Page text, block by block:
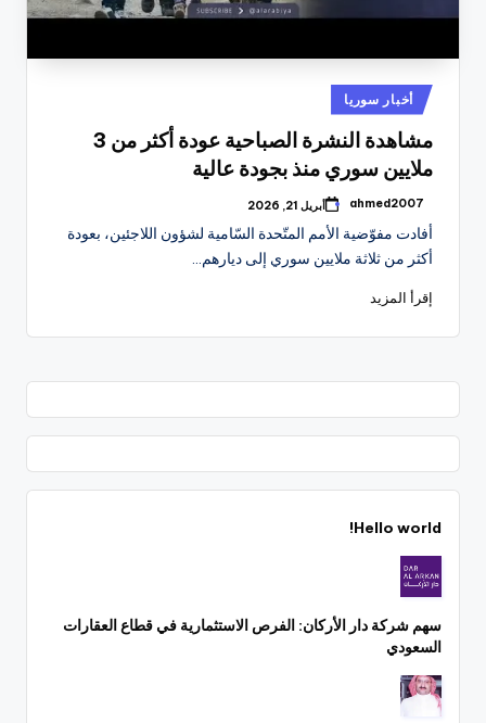
نُشر
في
أخبار سوريا
مشاهدة النشرة الصباحية عودة أكثر من 3
ملايين سوري منذ بجودة عالية
تمّ
بواسطة
ahmed2007 أبريل 21, 2026
أفادت مفوّضية الأمم المتّحدة السّامية لشؤون اللاجئين، بعودة
أكثر من ثلاثة ملايين سوري إلى ديارهم…
إقرأ المزيد
Hello world!
سهم شركة دار الأركان: الفرص الاستثمارية في قطاع العقارات
السعودي